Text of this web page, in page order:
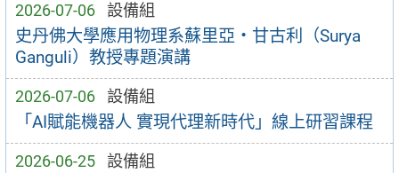
2026-07-06 設備組
史丹佛大學應用物理系蘇里亞・甘古利（Surya
Ganguli）教授專題演講
2026-07-06 設備組
「AI賦能機器人 實現代理新時代」線上研習課程
2026-06-25 設備組